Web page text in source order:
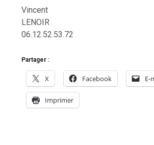
Vincent
LENOIR
06.12.52.53.72
Partager :
X Facebook E-
Imprimer